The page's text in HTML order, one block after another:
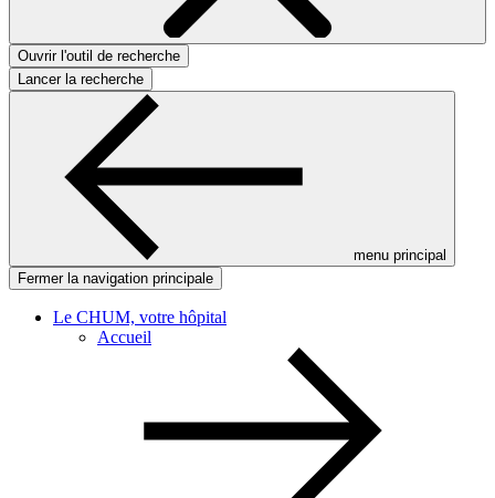
Ouvrir l'outil de recherche
Lancer la recherche
menu principal
Fermer la navigation principale
Le CHUM, votre hôpital
Accueil